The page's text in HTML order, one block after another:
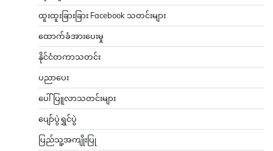
ထူးထူးခြားခြား Facebook သတင်းများ
ထောက်ခံအားပေးမှု
နိုင်ငံတကာသတင်း
ပညာပေး
ပေါ်ပြူလာသတင်းများ
ပျော်ပွဲရွှင်ပွဲ
ပြည်သူ့အကျိုးပြု